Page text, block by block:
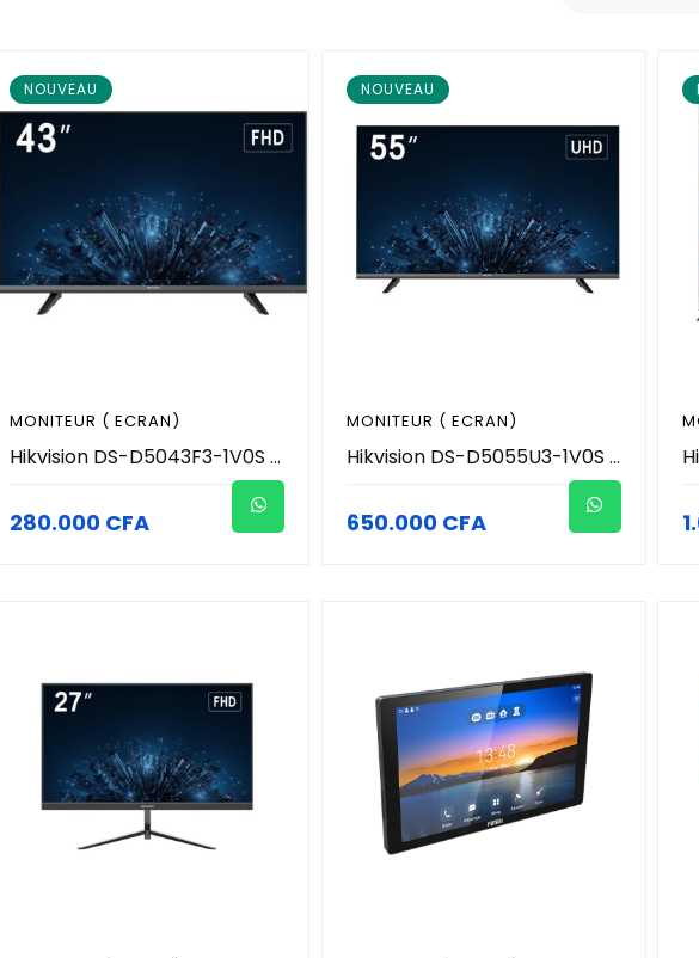
NOUVEAU
MONITEUR ( ECRAN)
Hikvision DS-D5043F3-1V0S - Moniteur LED 43 Pouces Full HD 1080p Usages 24/7 (HDMI / VGA + Haut-Parleurs Intégrés 2x5W) - Écran de Contrôle & Vidéosurveillance Pro - Fixation VESA
280.000 CFA
NOUVEAU
MONITEUR ( ECRAN)
Hikvision DS-D5055U3-1V0S Écran Professionnel 55 Pouces 4K UHD LED | Moniteur de Vidéosurveillance et Salle de Contrôle 24/7, Résolution 3840×2160, HDMI, VGA, USB, Haut-Parleurs Intégrés, Support Mural VESA
650.000 CFA